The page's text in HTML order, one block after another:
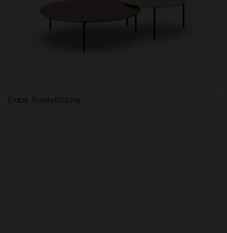
Eidos Beistelltische